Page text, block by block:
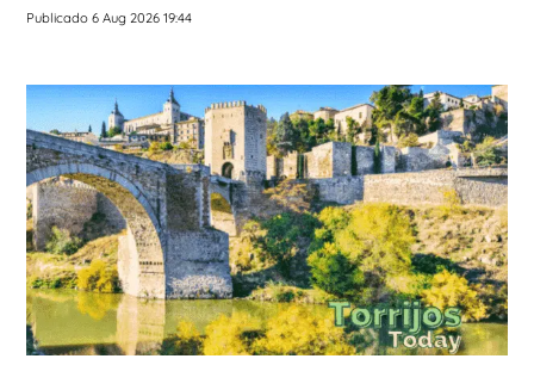
Publicado 6 Aug 2026 19:44